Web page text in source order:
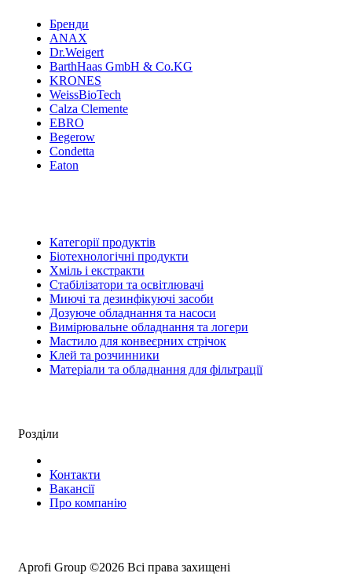
Бренди
ANAX
Dr.Weigert
BarthHaas GmbH & Co.KG
KRONES
WeissBioTech
Calza Clemente
EBRO
Begerow
Condetta
Eaton
Категорії продуктів
Біотехнологічні продукти
Хміль і екстракти
Стабілізатори та освітлювачі
Миючі та дезинфікуючі засоби
Дозуюче обладнання та насоси
Вимірювальне обладнання та логери
Мастило для конвеєрних стрічок
Клей та розчинники
Матеріали та обладнання для фільтрації
Розділи
Контакти
Вакансії
Про компанію
Aprofi Group ©2026 Всі права захищені